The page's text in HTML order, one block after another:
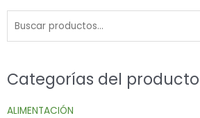
Categorías del producto
ALIMENTACIÓN